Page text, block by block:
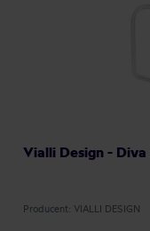
Vialli Design -
Producent: VIALLI DESIGN